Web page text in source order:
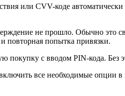
или CVV-коде автоматически
не прошло. Обычно это
повторная попытка привязки.
покупку с вводом PIN-кода.
все необходимые опции